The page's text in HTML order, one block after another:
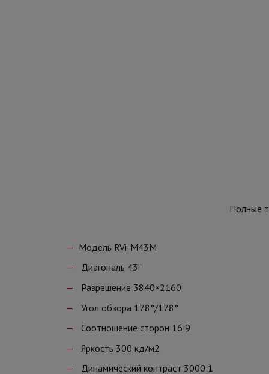
Полные
Модель RVi-M43M
Диагональ 43”
Разрешение 3840×2160
Угол обзора 178°/178°
Соотношение сторон 16:9
Яркость 300 кд/м2
Динамический контраст 3000:1